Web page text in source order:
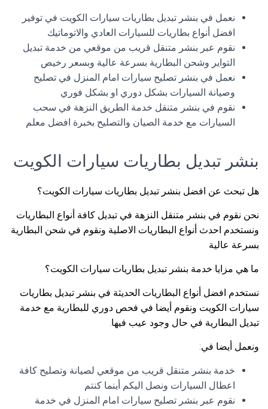
نعمل في بنشر تبديل بطاريات سيارات الكويت في توفير
افضل أنواع بطاريات للسيارات العادي والاتوماتيك
نقوم عبر بنشر متنقل قريب من موقعي من خدمة تبديل
التواير وشحن البطارية بسرعة عالية وبسعر رخيص
نعمل في بنشر تصليح سيارات امام المنزل في تصليح
وصيانة السيارات بشكل دوري او بشكل فوري
نقوم في بنشر متنقل خدمة الطريق النزهة في سحب
السيارات مع خدمة الصيان والتصليح بخبرة افضل معلم
بنشر تبديل بطاريات سيارات الكويت
هل تبحث عن افضل بنشر تبديل بطاريات سيارات الكويت؟
نحن نقوم في بنشر متنقل النزهة في تبديل كافة أنواع البطاريات
ونستخدم احدث أنواع البطاريات الاصلية ونقوم في شحن البطارية
بسرعة عالية
ما هي مزايا خدمة بنشر تبديل بطاريات سيارات الكويت؟
نستخدم افضل أنواع البطاريات الحديثة في بنشر تبديل بطاريات
سيارات الكويت ونقوم أيضا في فحص دوري للبطارية مع خدمة
تبديل البطارية في حال وجود عيب فيها.
ونعمل أيضا في:
خدمة بنشر متنقل قريب من موقعي لصيانة وتصليح كافة
اعطال السيارات ونصل اليكم أينما كنتم
نقوم عبر بنشر تصليح سيارات امام المنزل في خدمة